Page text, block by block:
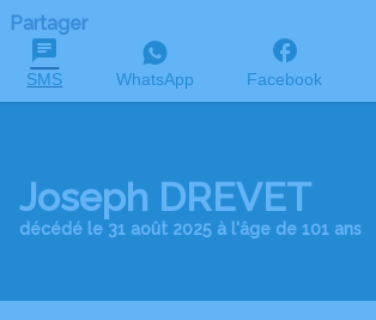
Partager
SMS WhatsApp Facebook
Joseph DREVET
décédé le 31 août 2025 à l'âge de 101 ans